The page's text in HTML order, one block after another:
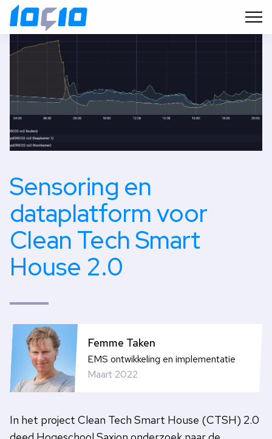
Sensoring en
dataplatform voor
Clean Tech Smart
House 2.0
Femme Taken
EMS ontwikkeling en implementatie
Maart 2022
In het project Clean Tech Smart House (CTSH) 2.0